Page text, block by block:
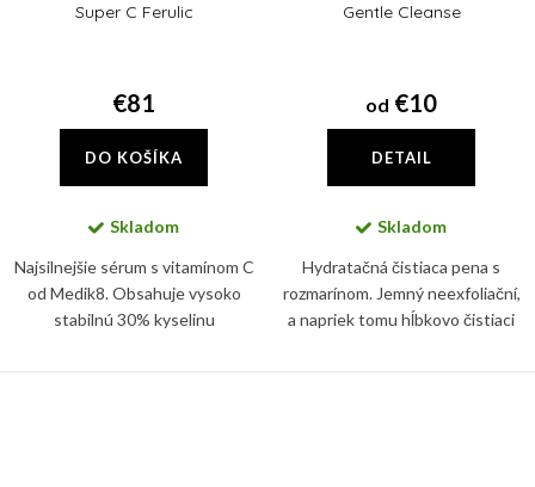
Super C Ferulic
€81
DO KOŠÍKA
Skladom
Najsilnejšie sérum s vitamínom C
od Medik8. Obsahuje vysoko
stabilnú 30% kyselinu
Gentle Cleanse
od €10
DETAIL
Skladom
Hydratačná čistiaca pena s
rozmarínom. Jemný neexfoliační,
a napriek tomu hĺbkovo čistiaci